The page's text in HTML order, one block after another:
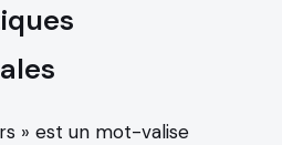
» est un mot-valise